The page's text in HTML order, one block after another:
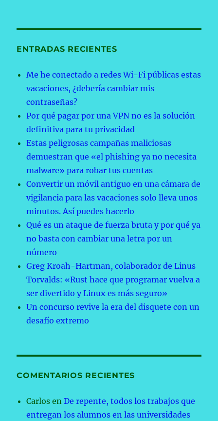
ENTRADAS RECIENTES
Me he conectado a redes Wi-Fi públicas estas
vacaciones, ¿debería cambiar mis
contraseñas?
Por qué pagar por una VPN no es la solución
definitiva para tu privacidad
Estas peligrosas campañas maliciosas
demuestran que «el phishing ya no necesita
malware» para robar tus cuentas
Convertir un móvil antiguo en una cámara de
vigilancia para las vacaciones solo lleva unos
minutos. Así puedes hacerlo
Qué es un ataque de fuerza bruta y por qué ya
no basta con cambiar una letra por un
número
Greg Kroah-Hartman, colaborador de Linus
Torvalds: «Rust hace que programar vuelva a
ser divertido y Linux es más seguro»
Un concurso revive la era del disquete con un
desafío extremo
COMENTARIOS RECIENTES
Carlos enDe repente, todos los trabajos que
entregan los alumnos en las universidades